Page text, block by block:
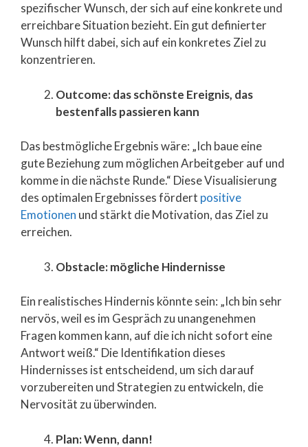
spezifischer Wunsch, der sich auf eine konkrete und
erreichbare Situation bezieht. Ein gut definierter
Wunsch hilft dabei, sich auf ein konkretes Ziel zu
konzentrieren.
Outcome: das schönste Ereignis, das
bestenfalls passieren kann
Das bestmögliche Ergebnis wäre: „Ich baue eine
gute Beziehung zum möglichen Arbeitgeber auf und
komme in die nächste Runde.“ Diese Visualisierung
des optimalen Ergebnisses fördert positive
Emotionen und stärkt die Motivation, das Ziel zu
erreichen.
Obstacle: mögliche Hindernisse
Ein realistisches Hindernis könnte sein: „Ich bin sehr
nervös, weil es im Gespräch zu unangenehmen
Fragen kommen kann, auf die ich nicht sofort eine
Antwort weiß.“ Die Identifikation dieses
Hindernisses ist entscheidend, um sich darauf
vorzubereiten und Strategien zu entwickeln, die
Nervosität zu überwinden.
Plan: Wenn, dann!